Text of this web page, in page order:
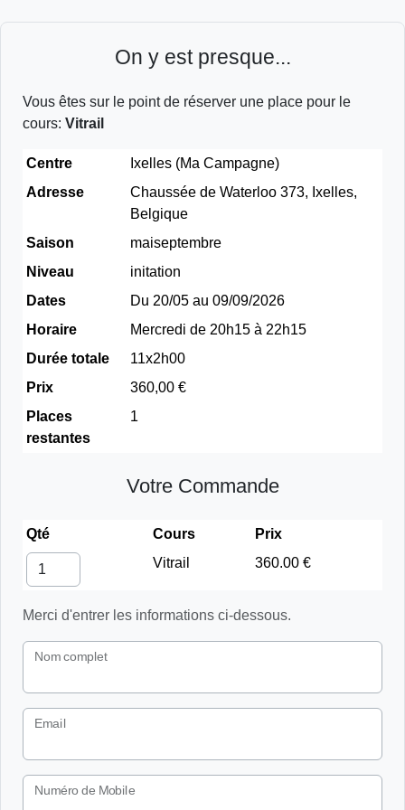
On y est presque...
Vous êtes sur le point de réserver une place pour le
cours: Vitrail
Centre
Ixelles (Ma Campagne)
Adresse
Chaussée de Waterloo 373, Ixelles,
Belgique
Saison
maiseptembre
Niveau
initation
Dates
Du 20/05 au 09/09/2026
Horaire
Mercredi de 20h15 à 22h15
Durée totale
11x2h00
Prix
360,00 €
Places
restantes
1
Votre Commande
Qté Cours
Prix
Vitrail
360.00 €
Merci d'entrer les informations ci-dessous.
Nom complet
Email
Numéro de Mobile